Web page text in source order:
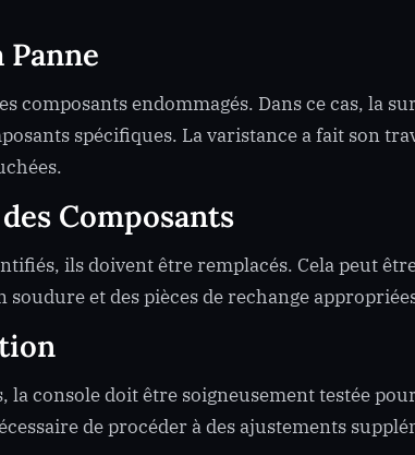
Panne
composants endommagés. Dans ce cas, la
spécifiques. La varistance a fait son
Composants
ils doivent être remplacés. Cela peut
et des pièces de rechange
console doit être soigneusement testée pour
de procéder à des ajustements